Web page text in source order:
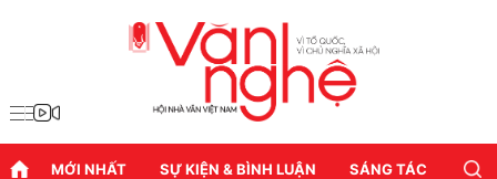
MỚI NHẤT SỰ KIỆN & BÌNH LUẬN SÁNG TÁC